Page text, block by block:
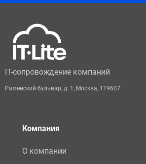
IT-сопровождение компаний
Раменский бульвар, д. 1 Москва 119607
Компания
О компании